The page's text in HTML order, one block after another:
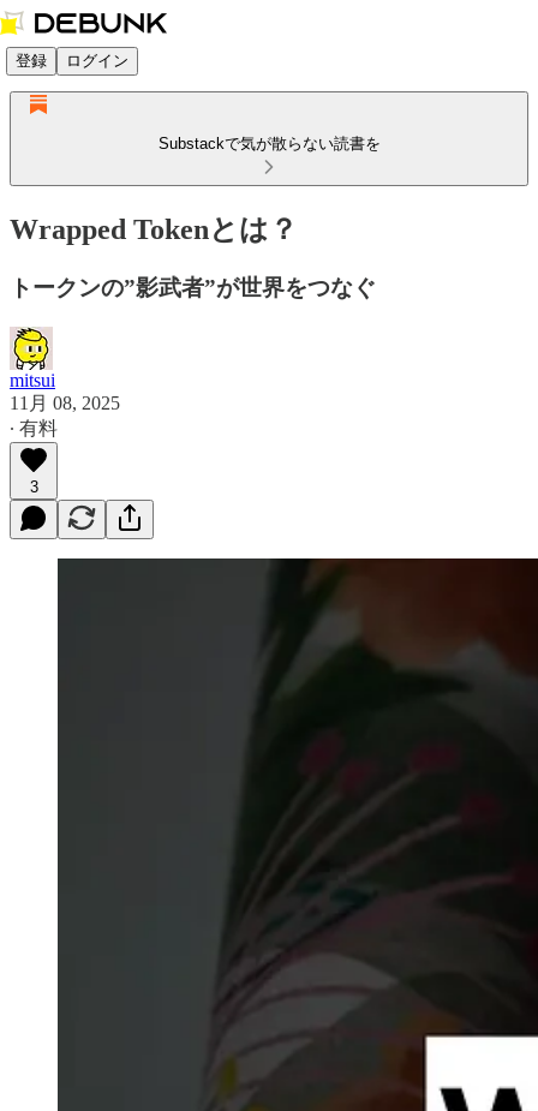
登録 ログイン
Substackで気が散らない読書を
Wrapped Tokenとは？
トークンの”影武者”が世界をつなぐ
mitsui
11月 08, 2025
∙ 有料
3